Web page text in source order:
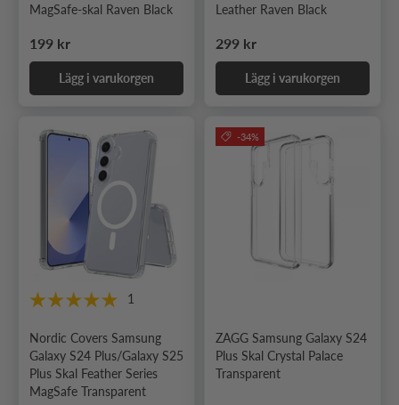
MagSafe-skal Raven Black
Ordinarie pris
199 kr
Lägg i varukorgen
Leather Raven Black
Ordinarie pris
299 kr
Lägg i varukorgen
1
Nordic Covers Samsung
Galaxy S24 Plus/Galaxy S25
Plus Skal Feather Series
MagSafe Transparent
-34%
ZAGG Samsung Galaxy S24
Plus Skal Crystal Palace
Transparent